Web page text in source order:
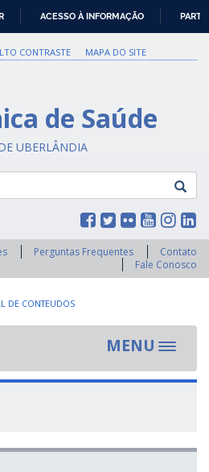
PARA
O
ACESSO À INFORMAÇÃO
CONTRASTE MAPA DO SITE
de Saúde
UBERLÂNDIA
Perguntas Frequentes
Contato
Fale Conosco
DE CONTEUDOS
MENU
Toggle